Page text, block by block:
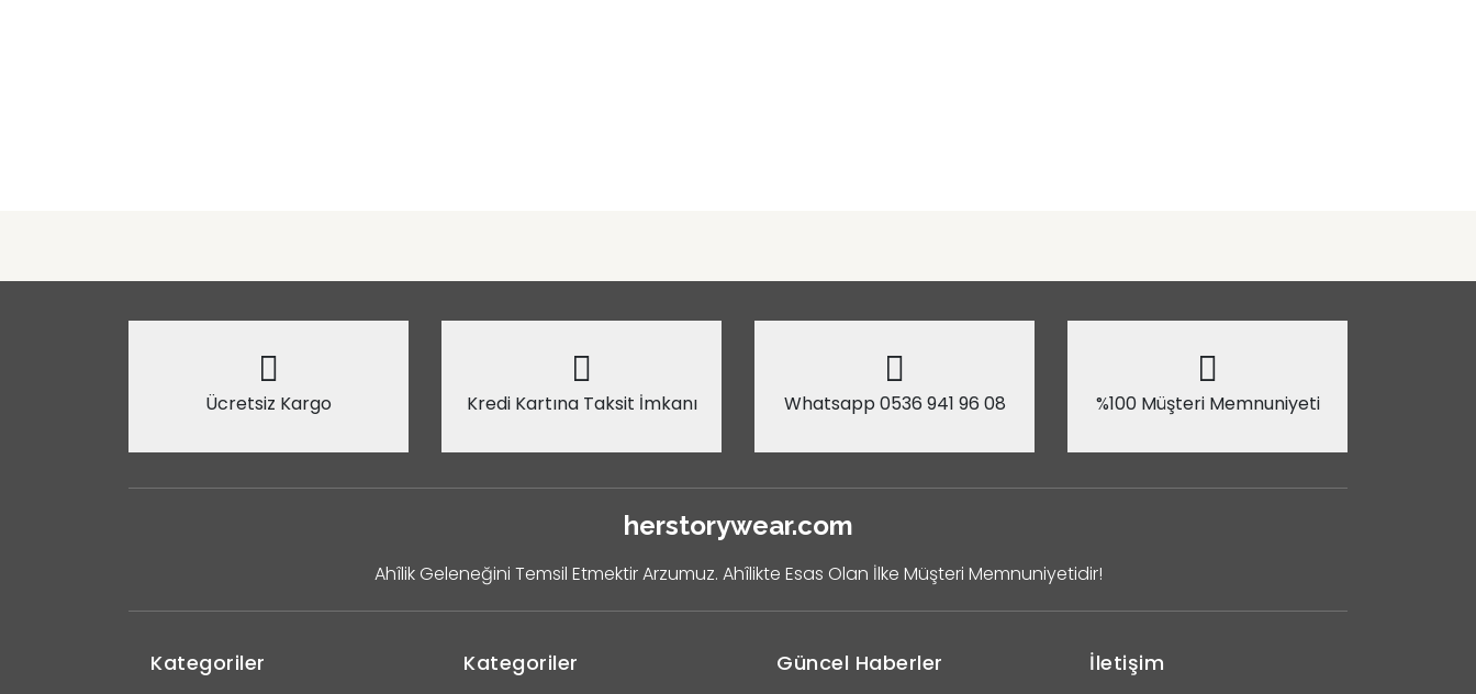
Ücretsiz Kargo Kredi Kartına Taksit İmkanı Whatsapp 0536 941 96 08 %100 Müşteri Memnuniyeti
herstorywear.com
Ahîlik Geleneğini Temsil Etmektir Arzumuz. Ahîlikte Esas Olan İlke Müşteri Memnuniyetidir!
Kategoriler Kategoriler Güncel Haberler İletişim